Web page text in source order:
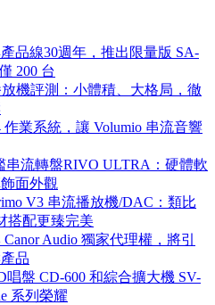
品線30週年，推出限量版 SA-
200 台
機評測：小體積、大格局，徹
作業系統，讓 Volumio 串流音響
串流轉盤RIVO ULTRA：硬體軟
面外觀
V3 串流播放機/DAC：類比
搭配更臻完美
Audio 獨家代理權，將引
品
唱盤 CD-600 和綜合擴大機 SV-
系列榮耀